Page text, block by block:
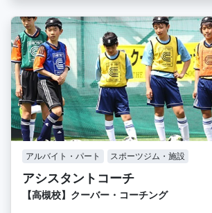
アルバイト・パート スポーツジム・施設
アシスタントコーチ
【高槻校】クーバー・コーチング